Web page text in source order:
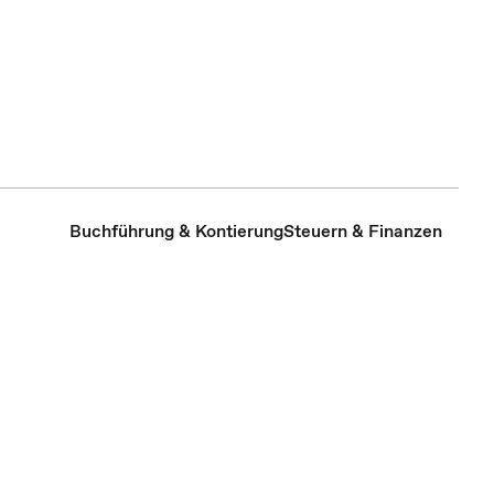
Buchführung & KontierungSteuern & Finanzen